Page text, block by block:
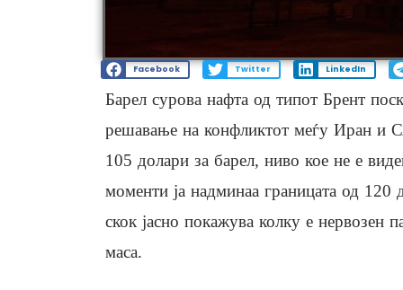
Facebook Twitter LinkedIn
Барел сурова нафта од типот Брент
решавање на конфликтот меѓу Иран и
105 долари за барел, ниво кое не е
моменти ја надминаа границата од 120
скок јасно покажува колку е нервозен
маса.